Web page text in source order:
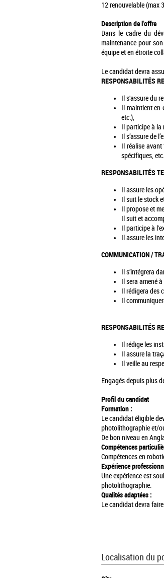
12 renouvelable (max
Description de l'offre
Dans le cadre du
maintenance pour
équipe et en étroite
Le candidat devra
RESPONSABILITÉS
Il s'assure du
Il maintient en
etc.),
Il participe à la
Il s’assure de
Il réalise avant
spécifiques, etc.
RESPONSABILITÉS
Il assure les
Il suit le stock
Il propose et
Il suit et
Il participe à
Il assure les
COMMUNICATION /
Il s’intégrera
Il sera amené
Il rédigera des
Il
RESPONSABILITÉS
Il rédige les
Il assure la
Il veille au
Engagés depuis plus
Profil du candidat
Formation :
Le candidat éligible
photolithographie et/
De bon niveau en
Compétences
Compétences en
Expérience
Une expérience est
photolithographie.
Qualités adaptées :
Le candidat devra
Localisation du